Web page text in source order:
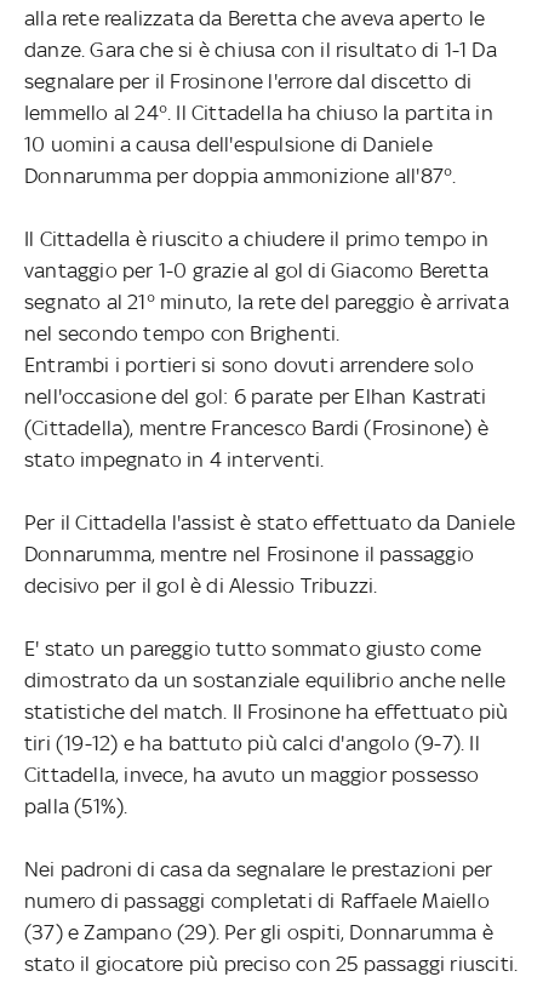
alla rete realizzata da Beretta che aveva aperto le
danze. Gara che si è chiusa con il risultato di 1-1 Da
segnalare per il Frosinone l'errore dal discetto di
Iemmello al 24°. Il Cittadella ha chiuso la partita in
10 uomini a causa dell'espulsione di Daniele
Donnarumma per doppia ammonizione all'87°.
Il Cittadella è riuscito a chiudere il primo tempo in
vantaggio per 1-0 grazie al gol di Giacomo Beretta
segnato al 21° minuto, la rete del pareggio è arrivata
nel secondo tempo con Brighenti.
Entrambi i portieri si sono dovuti arrendere solo
nell'occasione del gol: 6 parate per Elhan Kastrati
(Cittadella), mentre Francesco Bardi (Frosinone) è
stato impegnato in 4 interventi.
Per il Cittadella l'assist è stato effettuato da Daniele
Donnarumma, mentre nel Frosinone il passaggio
decisivo per il gol è di Alessio Tribuzzi.
E' stato un pareggio tutto sommato giusto come
dimostrato da un sostanziale equilibrio anche nelle
statistiche del match. Il Frosinone ha effettuato più
tiri (19-12) e ha battuto più calci d'angolo (9-7). Il
Cittadella, invece, ha avuto un maggior possesso
palla (51%).
Nei padroni di casa da segnalare le prestazioni per
numero di passaggi completati di Raffaele Maiello
(37) e Zampano (29). Per gli ospiti, Donnarumma è
stato il giocatore più preciso con 25 passaggi riusciti.